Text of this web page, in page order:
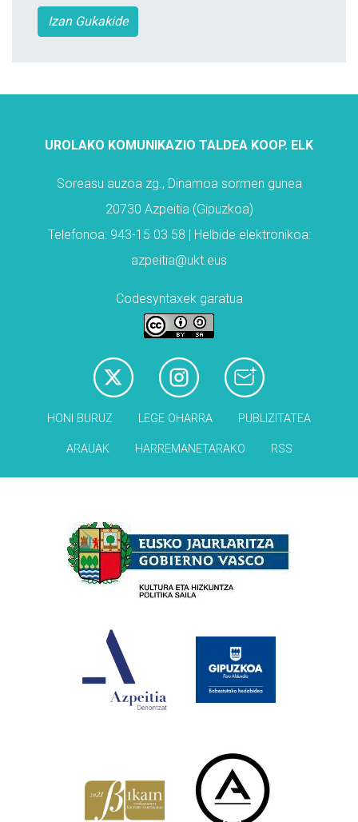
Izan Gukakide
UROLAKO KOMUNIKAZIO TALDEA KOOP. ELK
Soreasu auzoa zg., Dinamoa sormen gunea
20730 Azpeitia (Gipuzkoa)
Telefonoa: 943-15 03 58 | Helbide elektronikoa:
azpeitia@ukt.eus
Codesyntaxek garatua
HONI BURUZ LEGE OHARRA PUBLIZITATEA
ARAUAK HARREMANETARAKO RSS